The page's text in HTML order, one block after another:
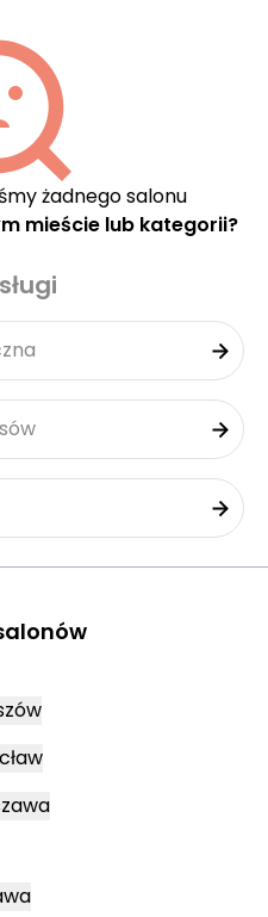
żadnego salonu
mieście lub kategorii?